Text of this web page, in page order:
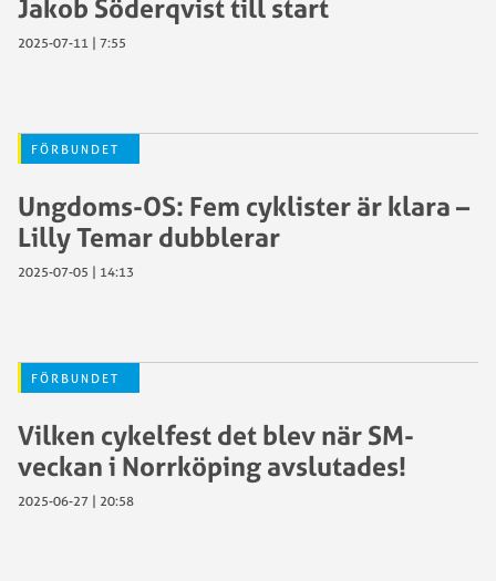
Jakob Söderqvist till start
2025-07-11 | 7:55
FÖRBUNDET
Ungdoms-OS: Fem cyklister är klara –
Lilly Temar dubblerar
2025-07-05 | 14:13
FÖRBUNDET
Vilken cykelfest det blev när SM-
veckan i Norrköping avslutades!
2025-06-27 | 20:58